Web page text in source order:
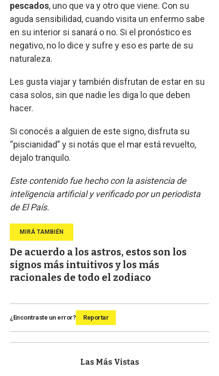
pescados, uno que va y otro que viene. Con su
aguda sensibilidad, cuando visita un enfermo sabe
en su interior si sanará o no. Si el pronóstico es
negativo, no lo dice y sufre y eso es parte de su
naturaleza.
Les gusta viajar y también disfrutan de estar en su
casa solos, sin que nadie les diga lo que deben
hacer.
Si conocés a alguien de este signo, disfruta su
“piscianidad” y si notás que el mar está revuelto,
dejalo tranquilo.
Este contenido fue hecho con la asistencia de
inteligencia artificial y verificado por un periodista
de El País.
De acuerdo a los astros, estos son los
signos más intuitivos y los más
racionales de todo el zodiaco
¿Encontraste un error? Reportar
Las Más Vistas